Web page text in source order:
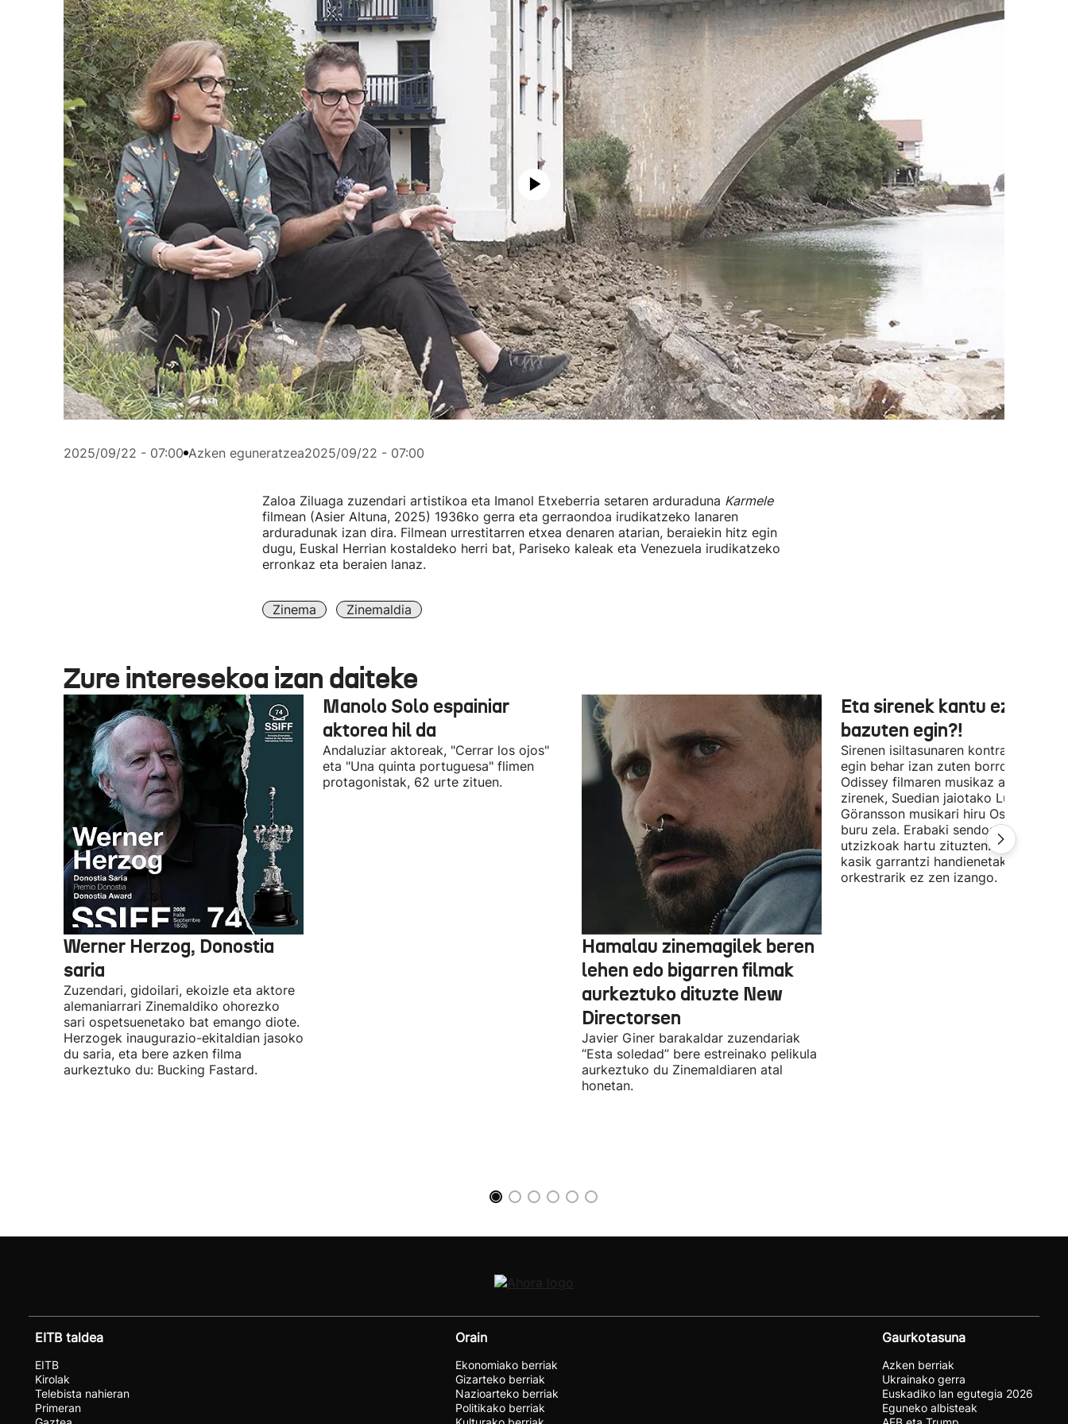
2025/09/22 - 07:00 Azken eguneratzea2025/09/22 - 07:00
Zaloa Ziluaga zuzendari artistikoa eta Imanol Etxeberria setaren arduraduna Karmele
filmean (Asier Altuna, 2025) 1936ko gerra eta gerraondoa irudikatzeko lanaren
arduradunak izan dira. Filmean urrestitarren etxea denaren atarian, beraiekin hitz egin
dugu, Euskal Herrian kostaldeko herri bat, Pariseko kaleak eta Venezuela irudikatzeko
erronkaz eta beraien lanaz.
Zinema Zinemaldia
Zure interesekoa izan daiteke
Werner Herzog, Donostia
saria
Zuzendari, gidoilari, ekoizle eta aktore
alemaniarrari Zinemaldiko ohorezko
sari ospetsuenetako bat emango diote.
Herzogek inaugurazio-ekitaldian jasoko
du saria, eta bere azken filma
aurkeztuko du: Bucking Fastard.
Manolo Solo espainiar
aktorea hil da
Andaluziar aktoreak, "Cerrar los ojos"
eta "Una quinta portuguesa" flimen
protagonistak, 62 urte zituen.
Hamalau zinemagilek beren
lehen edo bigarren filmak
aurkeztuko dituzte New
Directorsen
Javier Giner barakaldar zuzendariak
“Esta soledad” bere estreinako pelikula
aurkeztuko du Zinemaldiaren atal
honetan.
Eta sirenek kantu ez
bazuten egin?!
Sirenen isiltasunaren kontra (edo
egin behar izan zuten borroka The
Odissey filmaren musikaz arduratu
zirenek, Suedian jaiotako Ludwig
Göransson musikari hiru Oscar
buru zela. Erabaki sendoak, ezin
utzizkoak hartu zituzten. Lehengo
kasik garrantzi handienetakoa:
orkestrarik ez zen izango.
EITB taldea
EITB
Kirolak
Telebista nahieran
Primeran
Orain
Ekonomiako berriak
Gizarteko berriak
Nazioarteko berriak
Politikako berriak
Gaurkotasuna
Azken berriak
Ukrainako gerra
Euskadiko lan egutegia 2026
Eguneko albisteak